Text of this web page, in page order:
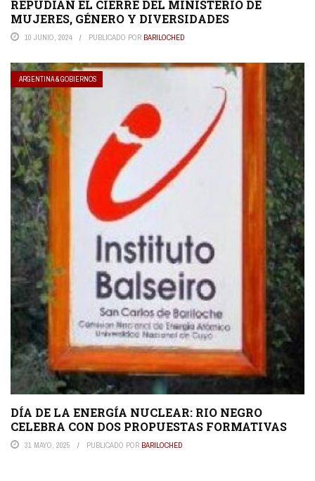
REPUDIAN EL CIERRE DEL MINISTERIO DE
MUJERES, GÉNERO Y DIVERSIDADES
10 JUNIO, 2024 PUBLICADO POR BARILOCHED
ARGENTINA & GOBIERNOS
DÍA DE LA ENERGÍA NUCLEAR: RIO NEGRO
CELEBRA CON DOS PROPUESTAS FORMATIVAS
31 MAYO, 2025 PUBLICADO POR BARILOCHED